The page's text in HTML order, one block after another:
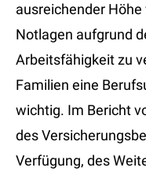
ausreichender
Notlagen aufgrund
Arbeitsfähigkeit zu
Familien eine
wichtig. Im Bericht
des
Verfügung, des